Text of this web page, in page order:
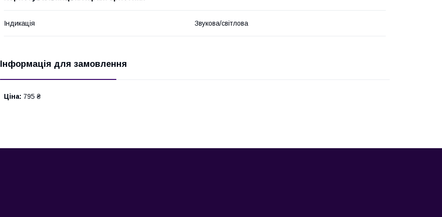
Індикація Звукова/світлова
Інформація для замовлення
Ціна: 795 ₴